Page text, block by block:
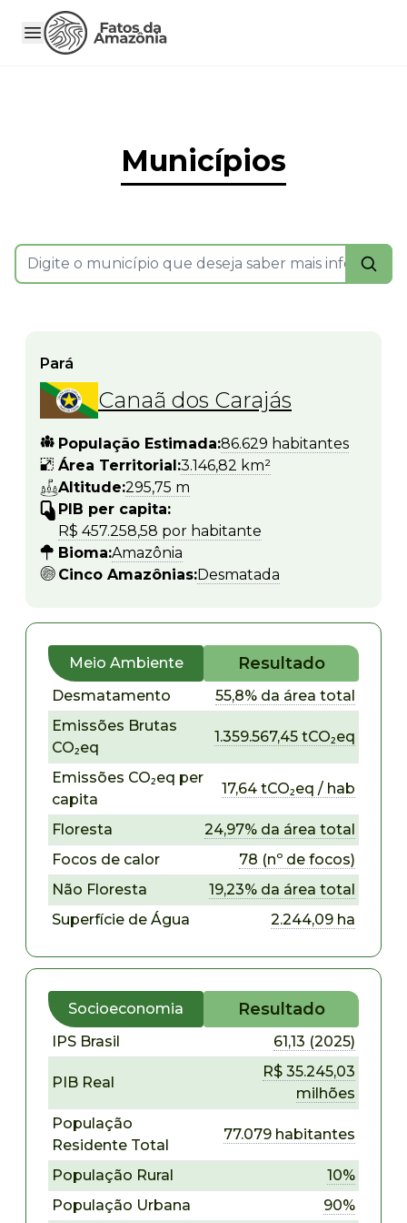
Municípios
Pará
Canaã dos Carajás
População Estimada:86.629 habitantes
Área Territorial:3.146,82 km²
Altitude:295,75 m
PIB per capita:
R$ 457.258,58 por habitante
Bioma:Amazônia
Cinco Amazônias:Desmatada
Meio Ambiente Resultado
Desmatamento
55,8% da área total
Emissões Brutas
CO₂eq
1.359.567,45 tCO₂eq
Emissões CO₂eq per
capita
17,64 tCO₂eq / hab
Floresta
24,97% da área total
Focos de calor
78 (nº de focos)
Não Floresta
19,23% da área total
Superfície de Água
2.244,09 ha
Socioeconomia Resultado
IPS Brasil 61,13 (2025)
PIB Real
R$ 35.245,03
milhões
População
Residente Total
77.079 habitantes
População Rural
10%
População Urbana
90%